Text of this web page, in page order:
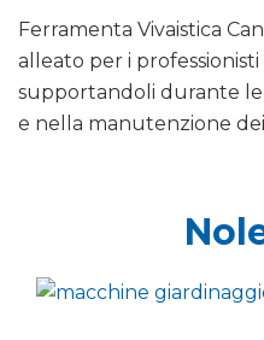
Ferramenta Vivaistica
alleato per i
supportandoli durante le
e nella manutenzione